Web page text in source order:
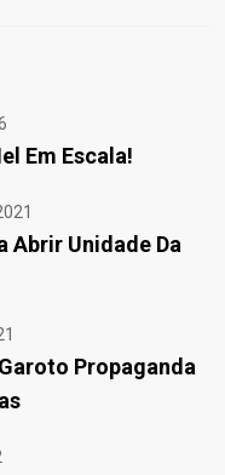
Em Escala!
Abrir Unidade Da
Propaganda